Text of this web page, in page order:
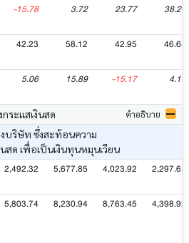
-15.78 3.72 23.77 38.27
42.23 58.12 42.95 46.65
5.06 15.89 -15.17 4.17
ระแสเงินสด คำอธิบาย
บริษัท ซึ่งสะท้อนความ
สด เพื่อเป็นเงินทุนหมุนเวียน
2,492.32 5,677.85 4,023.92 2,297.61
5,803.74 8,230.94 8,763.45 4,398.92